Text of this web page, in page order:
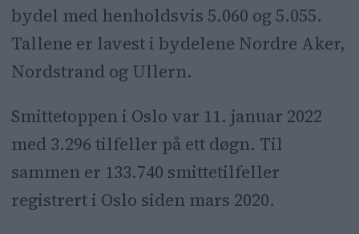
bydel med henholdsvis 5.060 og 5.055.
Tallene er lavest i bydelene Nordre Aker,
Nordstrand og Ullern.
Smittetoppen i Oslo var 11. januar 2022
med 3.296 tilfeller på ett døgn. Til
sammen er 133.740 smittetilfeller
registrert i Oslo siden mars 2020.